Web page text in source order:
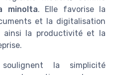
minolta. Elle favorise la
et la digitalisation
ainsi la productivité et la
la simplicité